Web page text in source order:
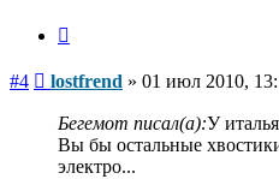
#4 Сообщение
lostfrend » 01 июл 2010,
Бегемот писал(а):У
Вы бы остальные
электро...